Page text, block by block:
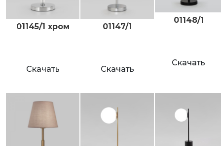
01145/1 хром
Скачать
01147/1
Скачать
01148/1
Скачать